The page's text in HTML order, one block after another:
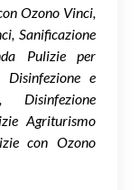
Ozono Vinci,
Sanificazione
Pulizie per
e
Disinfezione
Agriturismo
con Ozono